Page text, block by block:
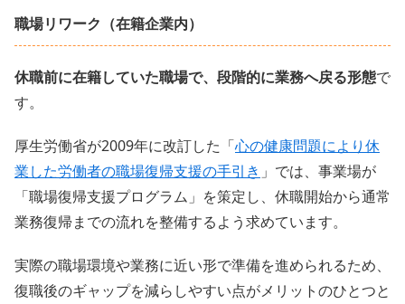
職場リワーク（在籍企業内）
休職前に在籍していた職場で、段階的に業務へ戻る形態で
す。
厚生労働省が2009年に改訂した「心の健康問題により休
業した労働者の職場復帰支援の手引き 」では、事業場が
「職場復帰支援プログラム」を策定し、休職開始から通常
業務復帰までの流れを整備するよう求めています。
実際の職場環境や業務に近い形で準備を進められるため、
復職後のギャップを減らしやすい点がメリットのひとつと